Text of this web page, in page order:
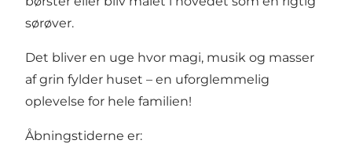
sørøver.
Det bliver en uge hvor magi, musik og masser
af grin fylder huset – en uforglemmelig
oplevelse for hele familien!
Åbningstiderne er: